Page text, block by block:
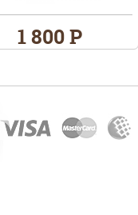
1 800 Р